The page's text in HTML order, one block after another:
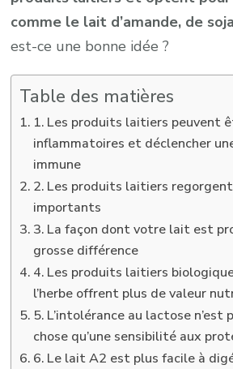
comme le lait d’amande, de
est-ce une bonne idée ?
Table des matières
1. Les produits laitiers peuvent
inflammatoires et déclencher
immune
2. Les produits laitiers
importants
3. La façon dont votre lait est
grosse différence
4. Les produits laitiers
l’herbe offrent plus de valeur
5. L’intolérance au lactose n’est
chose qu’une sensibilité aux
6. Le lait A2 est plus facile à